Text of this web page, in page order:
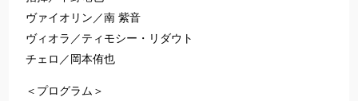
ヴァイオリン／南 紫音
ヴィオラ／ティモシー・リダウト
チェロ／岡本侑也
＜プログラム＞